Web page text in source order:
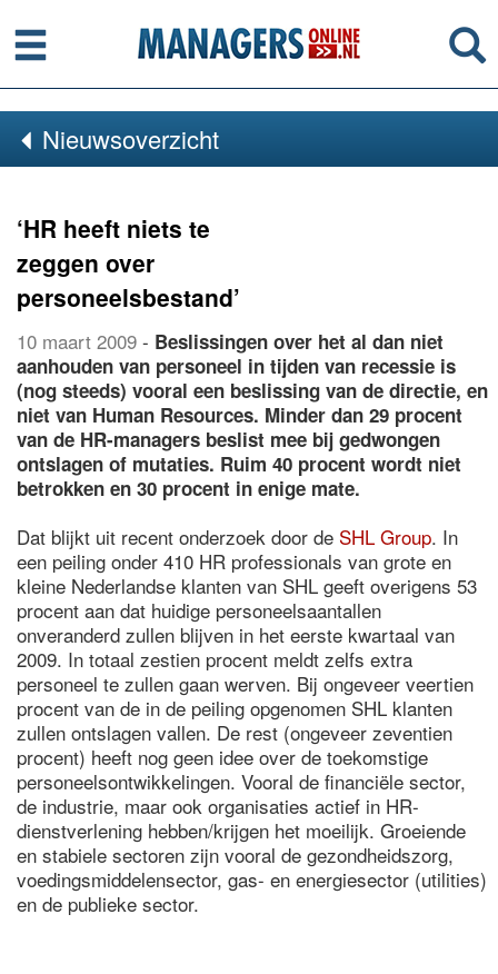
Menu
Nieuwsoverzicht
‘HR heeft niets te
zeggen over
personeelsbestand’
10 maart 2009 - Beslissingen over het al dan niet
aanhouden van personeel in tijden van recessie is
(nog steeds) vooral een beslissing van de directie, en
niet van Human Resources. Minder dan 29 procent
van de HR-managers beslist mee bij gedwongen
ontslagen of mutaties. Ruim 40 procent wordt niet
betrokken en 30 procent in enige mate.
Dat blijkt uit recent onderzoek door de SHL Group. In
een peiling onder 410 HR professionals van grote en
kleine Nederlandse klanten van SHL geeft overigens 53
procent aan dat huidige personeelsaantallen
onveranderd zullen blijven in het eerste kwartaal van
2009. In totaal zestien procent meldt zelfs extra
personeel te zullen gaan werven. Bij ongeveer veertien
procent van de in de peiling opgenomen SHL klanten
zullen ontslagen vallen. De rest (ongeveer zeventien
procent) heeft nog geen idee over de toekomstige
personeelsontwikkelingen. Vooral de financiële sector,
de industrie, maar ook organisaties actief in HR-
dienstverlening hebben/krijgen het moeilijk. Groeiende
en stabiele sectoren zijn vooral de gezondheidszorg,
voedingsmiddelensector, gas- en energiesector (utilities)
en de publieke sector.